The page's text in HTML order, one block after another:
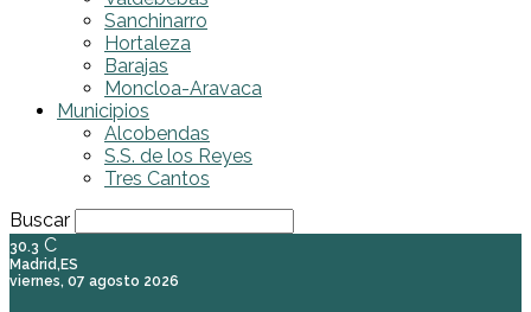
Sanchinarro
Hortaleza
Barajas
Moncloa-Aravaca
Municipios
Alcobendas
S.S. de los Reyes
Tres Cantos
Buscar
30.3 C
Madrid,ES
viernes, 07 agosto 2026